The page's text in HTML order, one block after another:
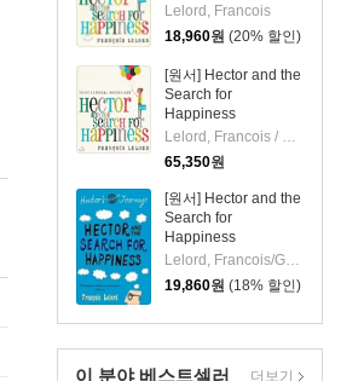
Lelord, Francois
18,960원 (20% 할인)
[원서] Hector and the
Search for
Happiness
Lelord, Francois / Clamp, James / Garcia, Lorenza
65,350원
[원서] Hector and the
Search for
Happiness
Lelord, Francois/Garcia, Lorenza(TRN)
19,860원 (18% 할인)
이 분야 베스트셀러 더보기